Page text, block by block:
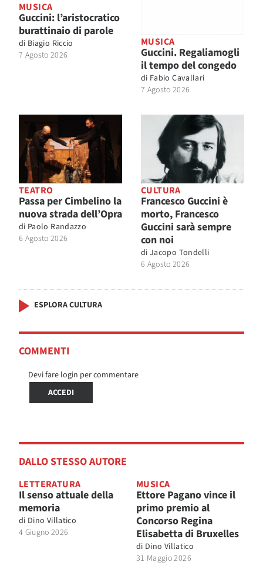
MUSICA
Guccini: l’aristocratico
burattinaio di parole
di Biagio Riccio
7 Agosto 2026
MUSICA
Guccini. Regaliamogli
il tempo del congedo
di Fabio Cavallari
7 Agosto 2026
TEATRO
Passa per Cimbelino la
nuova strada dell’Opra
di Paolo Randazzo
6 Agosto 2026
CULTURA
Francesco Guccini è
morto, Francesco
Guccini sarà sempre
con noi
di Jacopo Tondelli
6 Agosto 2026
ESPLORA CULTURA
COMMENTI
Devi fare login per commentare
ACCEDI
DALLO STESSO AUTORE
LETTERATURA
Il senso attuale della
memoria
di Dino Villatico
4 Giugno 2026
MUSICA
Ettore Pagano vince il
primo premio al
Concorso Regina
Elisabetta di Bruxelles
di Dino Villatico
31 Maggio 2026